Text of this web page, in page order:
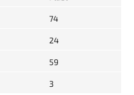
74
24
59
3